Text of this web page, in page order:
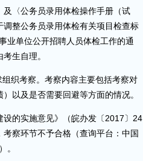
〈公务员录用体检操作手册（试
整公务员录用体检有关项目检查标
业单位公开招聘人员体检工作的通
生自理。
织考察。考察内容主要包括考察对
以及是否需要回避等方面的情况。
的实施意见》（皖办发〔2017〕24
察环节不予合格（查询平台：中国
。